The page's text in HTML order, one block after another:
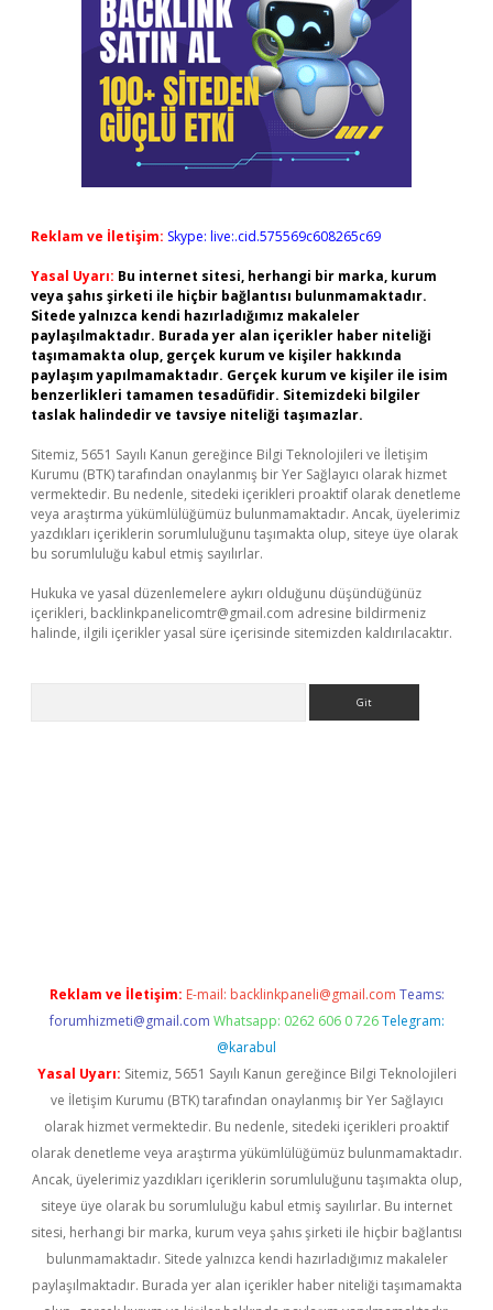
Reklam ve İletişim: Skype: live:.cid.575569c608265c69
Yasal Uyarı: Bu internet sitesi, herhangi bir marka, kurum
veya şahıs şirketi ile hiçbir bağlantısı bulunmamaktadır.
Sitede yalnızca kendi hazırladığımız makaleler
paylaşılmaktadır. Burada yer alan içerikler haber niteliği
taşımamakta olup, gerçek kurum ve kişiler hakkında
paylaşım yapılmamaktadır. Gerçek kurum ve kişiler ile isim
benzerlikleri tamamen tesadüfidir. Sitemizdeki bilgiler
taslak halindedir ve tavsiye niteliği taşımazlar.
Sitemiz, 5651 Sayılı Kanun gereğince Bilgi Teknolojileri ve İletişim
Kurumu (BTK) tarafından onaylanmış bir Yer Sağlayıcı olarak hizmet
vermektedir. Bu nedenle, sitedeki içerikleri proaktif olarak denetleme
veya araştırma yükümlülüğümüz bulunmamaktadır. Ancak, üyelerimiz
yazdıkları içeriklerin sorumluluğunu taşımakta olup, siteye üye olarak
bu sorumluluğu kabul etmiş sayılırlar.
Hukuka ve yasal düzenlemelere aykırı olduğunu düşündüğünüz
içerikleri, backlinkpanelicomtr@gmail.com adresine bildirmeniz
halinde, ilgili içerikler yasal süre içerisinde sitemizden kaldırılacaktır.
Reklam ve İletişim: E-mail: backlinkpaneli@gmail.com Teams:
forumhizmeti@gmail.com Whatsapp: 0262 606 0 726 Telegram:
@karabul
Yasal Uyarı: Sitemiz, 5651 Sayılı Kanun gereğince Bilgi Teknolojileri
ve İletişim Kurumu (BTK) tarafından onaylanmış bir Yer Sağlayıcı
olarak hizmet vermektedir. Bu nedenle, sitedeki içerikleri proaktif
olarak denetleme veya araştırma yükümlülüğümüz bulunmamaktadır.
Ancak, üyelerimiz yazdıkları içeriklerin sorumluluğunu taşımakta olup,
siteye üye olarak bu sorumluluğu kabul etmiş sayılırlar. Bu internet
sitesi, herhangi bir marka, kurum veya şahıs şirketi ile hiçbir bağlantısı
bulunmamaktadır. Sitede yalnızca kendi hazırladığımız makaleler
paylaşılmaktadır. Burada yer alan içerikler haber niteliği taşımamakta